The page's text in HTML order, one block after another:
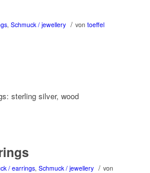
, Schmuck / jewellery / von toeffel
sterling silver, wood
/ earrings, Schmuck / jewellery / von